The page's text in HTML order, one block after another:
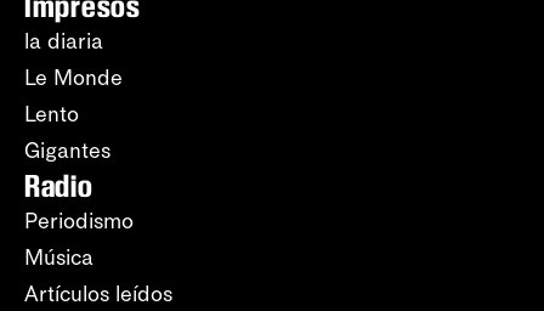
la diaria
Le Monde
Lento
Gigantes
Radio
Periodismo
Música
Artículos leídos